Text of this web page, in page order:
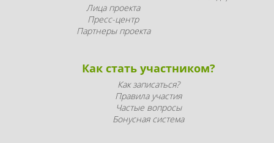
Лица проекта
Пресс-центр
Партнеры проекта
Как стать участником?
Как записаться?
Правила участия
Частые вопросы
Бонусная система